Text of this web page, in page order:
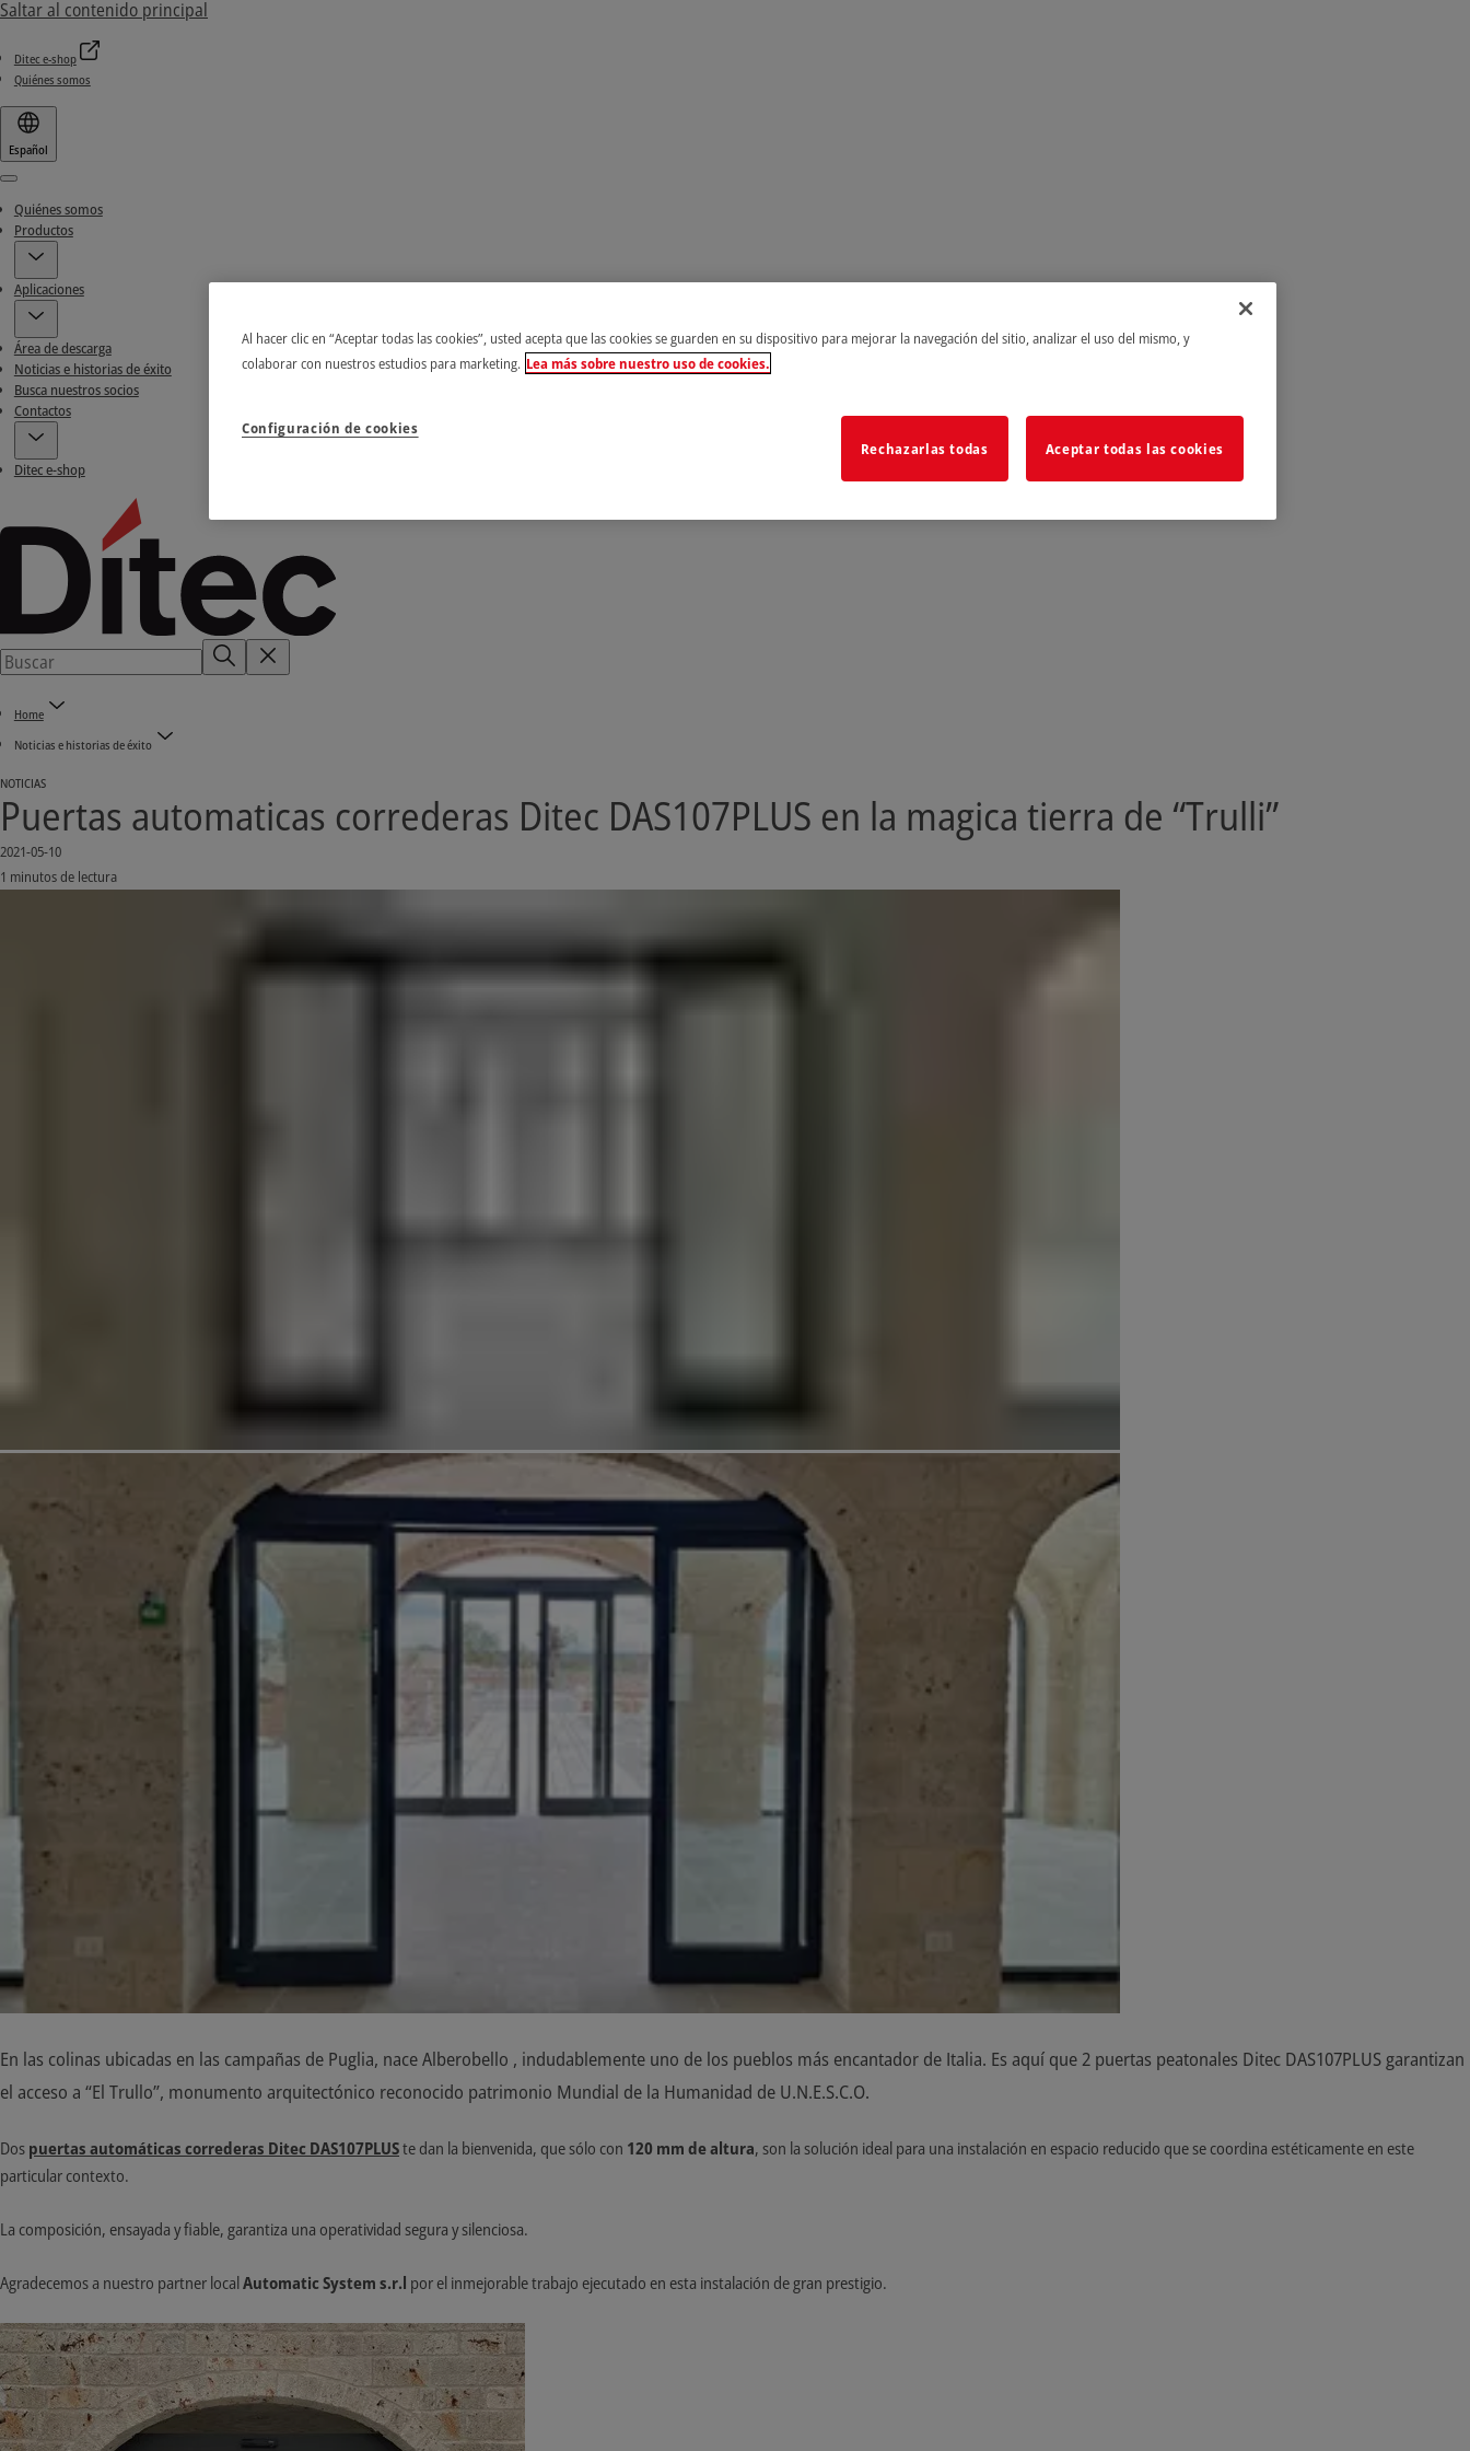
Saltar al contenido principal
Ditec e-shop
Quiénes somos
Español
Menu
Quiénes somos
Productos
Aplicaciones
Área de descarga
Noticias e historias de éxito
Busca nuestros socios
Contactos
Ditec e-shop
Home
Noticias e historias de éxito
NOTICIAS
Puertas automaticas correderas Ditec DAS107PLUS en la magica tierra de “Trulli”
2021-05-10
1 minutos de lectura
En las colinas ubicadas en las campañas de Puglia, nace Alberobello , indudablemente uno de los pueblos más encantador de Italia. Es aquí que 2 puertas peatonales Ditec DAS107PLUS garantizan
el acceso a “El Trullo”, monumento arquitectónico reconocido patrimonio Mundial de la Humanidad de U.N.E.S.C.O.
Dos puertas automáticas correderas Ditec DAS107PLUSte dan la bienvenida, que sólo con 120 mm de altura, son la solución ideal para una instalación en espacio reducido que se coordina estéticamente en este
particular contexto.
La composición, ensayada y fiable, garantiza una operatividad segura y silenciosa.
Agradecemos a nuestro partner localAutomatic System s.r.l por el inmejorable trabajo ejecutado en esta instalación de gran prestigio.
Al hacer clic en “Aceptar todas las cookies”, usted acepta que las cookies se guarden en su dispositivo para mejorar la navegación del sitio, analizar el uso del mismo, y
colaborar con nuestros estudios para marketing. Lea más sobre nuestro uso de cookies.
Rechazarlas todas Aceptar todas las cookies
Configuración de cookies